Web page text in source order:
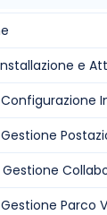
e
Parco